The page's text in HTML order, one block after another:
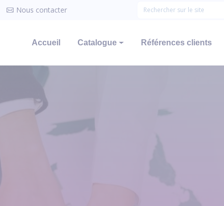
Nous contacter
Accueil Catalogue Références clients